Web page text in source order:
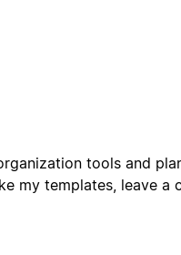
tools and
my templates, leave a